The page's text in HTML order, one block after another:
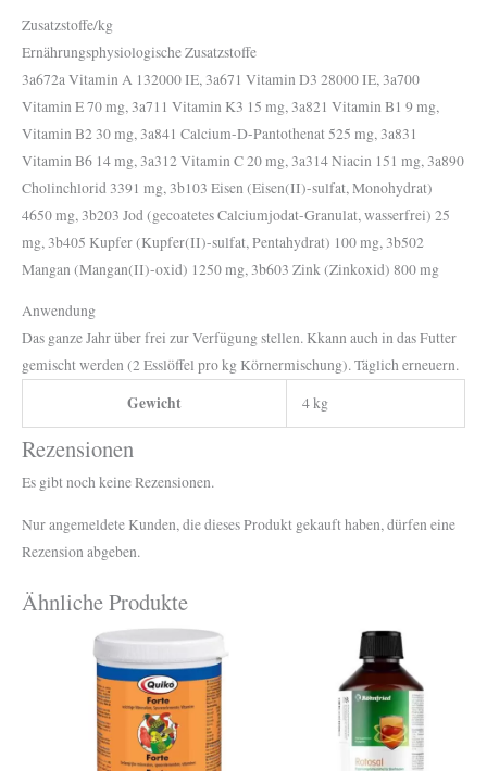
Zusatzstoffe/kg
Ernährungsphysiologische Zusatzstoffe
3a672a Vitamin A 132000 IE, 3a671 Vitamin D3 28000 IE, 3a700
Vitamin E 70 mg, 3a711 Vitamin K3 15 mg, 3a821 Vitamin B1 9 mg,
Vitamin B2 30 mg, 3a841 Calcium-D-Pantothenat 525 mg, 3a831
Vitamin B6 14 mg, 3a312 Vitamin C 20 mg, 3a314 Niacin 151 mg, 3a890
Cholinchlorid 3391 mg, 3b103 Eisen (Eisen(II)-sulfat, Monohydrat)
4650 mg, 3b203 Jod (gecoatetes Calciumjodat-Granulat, wasserfrei) 25
mg, 3b405 Kupfer (Kupfer(II)-sulfat, Pentahydrat) 100 mg, 3b502
Mangan (Mangan(II)-oxid) 1250 mg, 3b603 Zink (Zinkoxid) 800 mg
Anwendung
Das ganze Jahr über frei zur Verfügung stellen. Kkann auch in das Futter
gemischt werden (2 Esslöffel pro kg Körnermischung). Täglich erneuern.
Gewicht 4 kg
Rezensionen
Es gibt noch keine Rezensionen.
Nur angemeldete Kunden, die dieses Produkt gekauft haben, dürfen eine
Rezension abgeben.
Ähnliche Produkte